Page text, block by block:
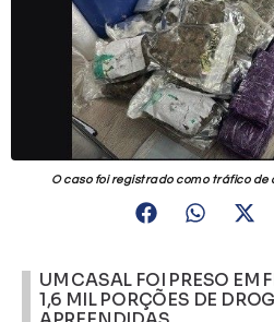
O caso foi registrado como tráfico de
UM CASAL FOI PRESO EM
1,6 MIL PORÇÕES DE